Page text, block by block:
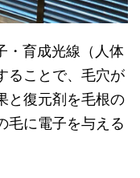
・育成光線（人体
ることで、毛穴が
と復元剤を毛根の
毛に電子を与える